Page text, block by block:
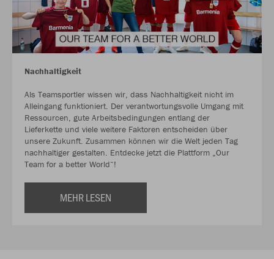
Nachhaltigkeit
Als Teamsportler wissen wir, dass Nachhaltigkeit nicht im
Alleingang funktioniert. Der verantwortungsvolle Umgang mit
Ressourcen, gute Arbeitsbedingungen entlang der
Lieferkette und viele weitere Faktoren entscheiden über
unsere Zukunft. Zusammen können wir die Welt jeden Tag
nachhaltiger gestalten. Entdecke jetzt die Plattform „Our
Team for a better World“!
MEHR LESEN